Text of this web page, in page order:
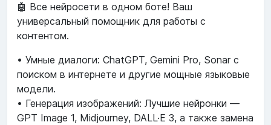
🤖 Все нейросети в одном боте! Ваш
универсальный помощник для работы с
контентом.
• Умные диалоги: ChatGPT, Gemini Pro, Sonar с
поиском в интернете и другие мощные языковые
модели.
• Генерация изображений: Лучшие нейронки —
GPT Image 1, Midjourney, DALL·E 3, а также замена